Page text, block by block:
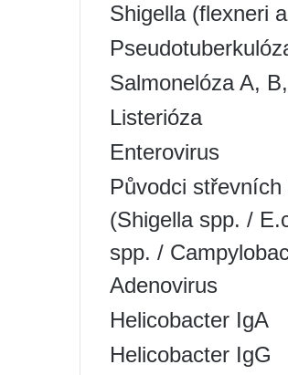
Shigella (flexneri
Salmonelóza A,
Listerióza
Enterovirus
Původci
(Shigella spp. /
spp. /
Adenovirus
Helicobacter IgA
Helicobacter IgG